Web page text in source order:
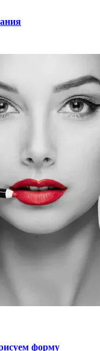
форму